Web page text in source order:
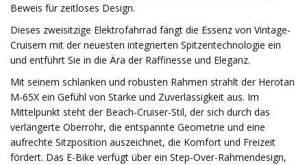
Beweis für zeitloses Design.
Dieses zweisitzige Elektrofahrrad fängt die Essenz von Vintage-
Cruisern mit der neuesten integrierten Spitzentechnologie ein
und entführt Sie in die Ära der Raffinesse und Eleganz.
Mit seinem schlanken und robusten Rahmen strahlt der Herotan
M-65X ein Gefühl von Stärke und Zuverlässigkeit aus. Im
Mittelpunkt steht der Beach-Cruiser-Stil, der sich durch das
verlängerte Oberrohr, die entspannte Geometrie und eine
aufrechte Sitzposition auszeichnet, die Komfort und Freizeit
fördert. Das E-Bike verfügt über ein Step-Over-Rahmendesign,